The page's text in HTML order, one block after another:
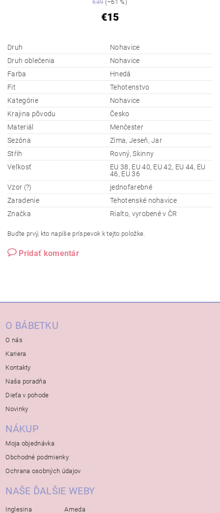
€39(–61 %)
€15
Druh
Nohavice
Druh oblečenia
Nohavice
Farba
Hnedá
Fit
Tehotenstvo
Kategórie
Nohavice
Krajina pôvodu
Česko
Materiál
Menčester
Sezóna
Zima, Jeseň, Jar
Střih
Rovný, Skinny
Veľkosť
EU 38, EU 40, EU 42, EU 44, EU
46, EU 36
Vzor (?)
jednofarebné
Zaradenie
Tehotenské nohavice
Značka
Rialto, vyrobené v ČR
Buďte prvý, kto napíše príspevok k tejto položke.
Pridať komentár
O BÁBETKU
O nás
Kariera
Kontakty
Naša poradňa
Dieťa v pohode
Novinky
NÁKUP
Moja objednávka
Obchodné podmienky
Ochrana osobných údajov
NAŠE ĎALŠIE WEBY
Inglesina Ameda